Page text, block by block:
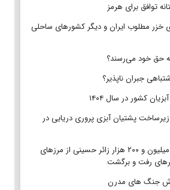
توافق برای هرمز
خزر مطلوب ایران و دیگر کشورهای ساحلی
حق خود می‌رسند؟
جبران ناپذیر؟
زیرساخت پشتیان آبزی پروری دریایی در
ثبت تردد بیش از ۵ میلیون و ۲۰۰ هزار زائر حسینی از مرزهای
رفت و برگشت
جنگ های مدرن